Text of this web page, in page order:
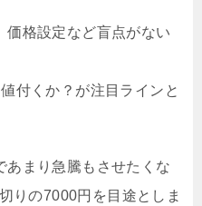
価格設定など盲点がない
付くか？が注目ラインと
あまり急騰もさせたくな
りの7000円を目途としま